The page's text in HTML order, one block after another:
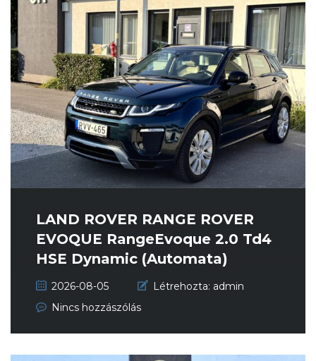
LAND ROVER RANGE ROVER
EVOQUE RangeEvoque 2.0 Td4
HSE Dynamic (Automata)
PANORÁMA ÜVE...
2026-08-05 Létrehozta: admin
Nincs hozzászólás